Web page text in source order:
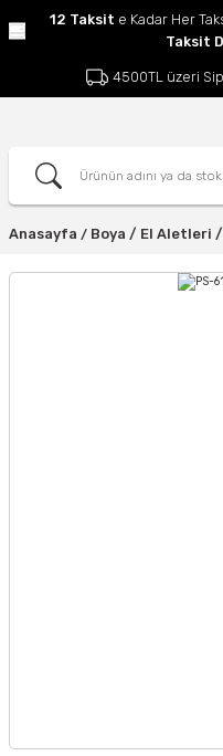
12 Taksit e Kadar Her
Taksit
4500TL üzeri
Anasayfa Boya / El Aletleri /